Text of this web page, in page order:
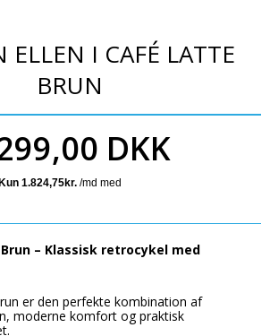
ELLEN I CAFÉ LATTE
BRUN
DKK
– Klassisk retrocykel med
er den perfekte kombination af
moderne komfort og praktisk